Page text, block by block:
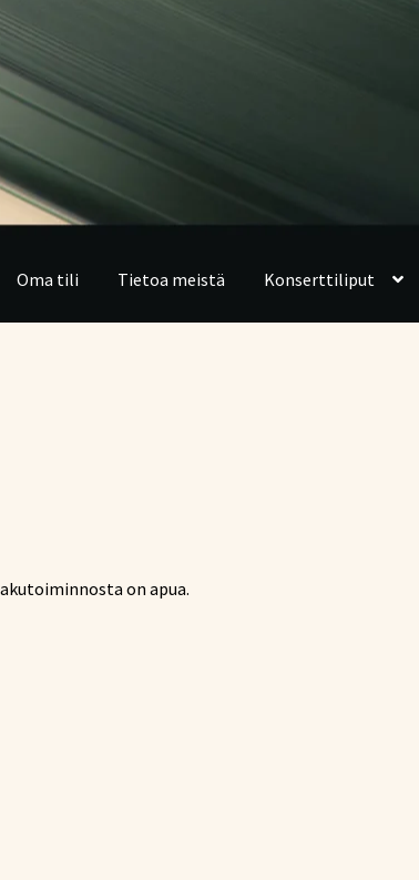
Oma tili Tietoa meistä Konserttiliput
on apua.